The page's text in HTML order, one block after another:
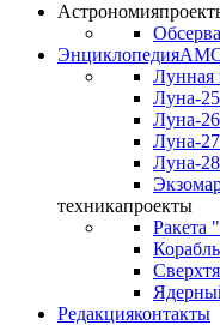
Астрономия
Энциклопедия
Лунная
Луна-
Луна-
Луна-
Луна-
техникапроекты
Ракета
Редакцияконтакты